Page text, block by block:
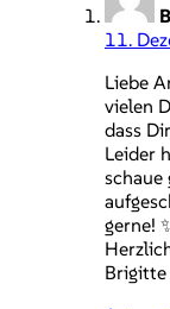
11.
Liebe
vielen
dass
Leider
schaue
gerne!
Brigitte